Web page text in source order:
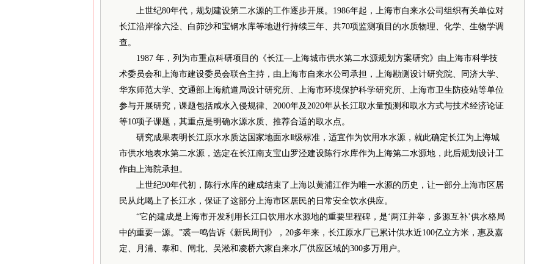
上世纪80年代，规划建设第二水源的工作逐步开展。1986年起，上海市自来水公司组织有关单位对
长江沿岸徐六泾、白茆沙和宝钢水库等地进行持续三年、共70项监测项目的水质物理、化学、生物学调
查。
1987 年，列为市重点科研项目的《长江—上海城市供水第二水源规划方案研究》由上海市科学技
术委员会和上海市建设委员会联合主持，由上海市自来水公司承担，上海勘测设计研究院、同济大学、
华东师范大学、交通部上海航道局设计研究所、上海市环境保护科学研究所、上海市卫生防疫站等单位
参与开展研究，课题包括咸水入侵规律、2000年及2020年从长江取水量预测和取水方式与技术经济论证
等10项子课题，其重点是明确水源水质、推荐合适的取水点。
研究成果表明长江原水水质达国家地面水Ⅱ级标准，适宜作为饮用水水源，就此确定长江为上海城
市供水地表水第二水源，选定在长江南支宝山罗泾建设陈行水库作为上海第二水源地，此后规划设计工
作由上海院承担。
上世纪90年代初，陈行水库的建成结束了上海以黄浦江作为唯一水源的历史，让一部分上海市区居
民从此喝上了长江水，保证了这部分上海市区居民的日常安全饮水供应。
“它的建成是上海市开发利用长江口饮用水水源地的重要里程碑，是‘两江并举，多源互补’供水格局
中的重要一源。”裘一鸣告诉《新民周刊》，20多年来，长江原水厂已累计供水近100亿立方米，惠及嘉
定、月浦、泰和、闸北、吴淞和凌桥六家自来水厂供应区域的300多万用户。